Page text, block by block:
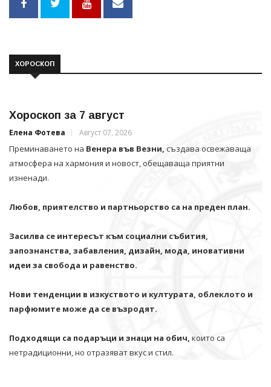
ХОРОСКОП
Хороскоп за 7 август
Елена Фотева Август 07, 2026
Преминаването на Венера във Везни, създава освежаваща
атмосфера на хармония и новост, обещаваща приятни
изненади.
Любов, приятелство и партньорство са на преден план.
Засилва се интересът към социални събития,
запознанства, забавления, дизайн, мода, иновативни
идеи за свобода и равенство.
Нови тенденции в изкуството и културата, облеклото и
парфюмите може да се възродят.
Подходящи са подаръци и знаци на обич, които са
нетрадиционни, но отразяват вкус и стил.